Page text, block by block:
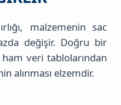
malzemenin sac
değişir. Doğru bir
veri tablolarından
alınması elzemdir.